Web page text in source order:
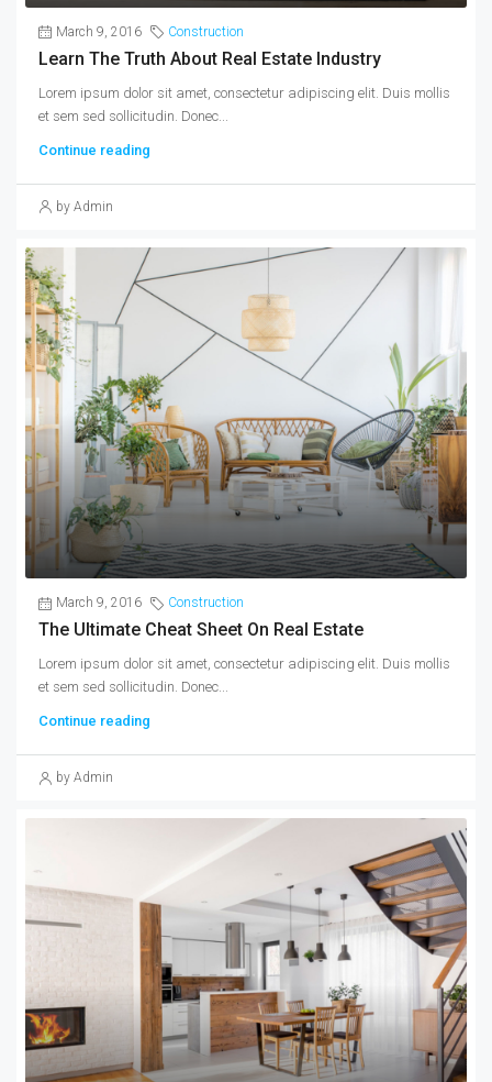
March 9, 2016 Construction
Learn The Truth About Real Estate Industry
Lorem ipsum dolor sit amet, consectetur adipiscing elit. Duis mollis
et sem sed sollicitudin. Donec...
Continue reading
by Admin
March 9, 2016 Construction
The Ultimate Cheat Sheet On Real Estate
Lorem ipsum dolor sit amet, consectetur adipiscing elit. Duis mollis
et sem sed sollicitudin. Donec...
Continue reading
by Admin